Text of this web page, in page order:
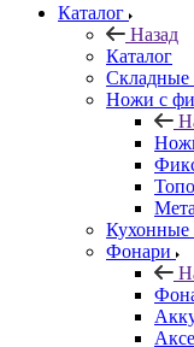
Каталог
Назад
Каталог
Ножи с
Фонари